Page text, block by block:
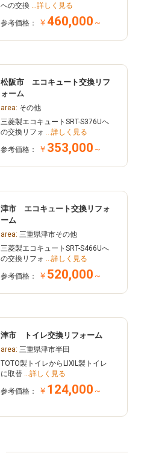
への交換
…詳しく見る
参考価格： ￥ 460,000 ～
松阪市 エコキュート交換リフ
ォーム
area: その他
三菱製エコキュートSRT-S376Uへ
の交換リフォ
…詳しく見る
参考価格： ￥ 353,000 ～
津市 エコキュート交換リフォ
ーム
area: 三重県津市その他
三菱製エコキュートSRT-S466Uへ
の交換リフォ
…詳しく見る
参考価格： ￥ 520,000 ～
津市 トイレ交換リフォーム
area: 三重県津市半田
TOTO製トイレからLIXIL製トイレ
に取替
…詳しく見る
参考価格： ￥ 124,000 ～